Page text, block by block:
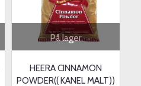
På lager
HEERA CINNAMON
POWDER(( KANEL MALT))